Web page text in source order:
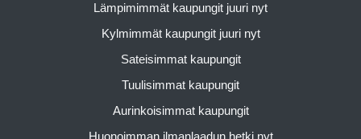
Lämpimimmät kaupungit juuri nyt
Kylmimmät kaupungit juuri nyt
Sateisimmat kaupungit
Tuulisimmat kaupungit
Aurinkoisimmat kaupungit